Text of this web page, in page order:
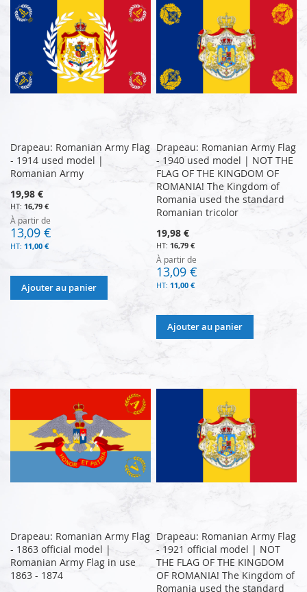
Drapeau: Romanian Army Flag
- 1914 used model |
Romanian Army
19,98 €
16,79 €
À partir de
13,09 €
11,00 €
Ajouter au panier
Drapeau: Romanian Army Flag
- 1940 used model | NOT THE
FLAG OF THE KINGDOM OF
ROMANIA! The Kingdom of
Romania used the standard
Romanian tricolor
19,98 €
16,79 €
À partir de
13,09 €
11,00 €
Ajouter au panier
Drapeau: Romanian Army Flag
- 1863 official model |
Romanian Army Flag in use
1863 - 1874
Drapeau: Romanian Army Flag
- 1921 official model | NOT
THE FLAG OF THE KINGDOM
OF ROMANIA! The Kingdom of
Romania used the standard